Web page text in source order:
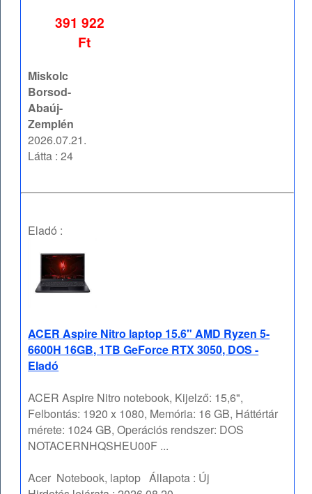
391 922
Ft
Miskolc
Borsod-
Abaúj-
Zemplén
2026.07.21.
Látta : 24
Eladó :
ACER Aspire Nitro laptop 15.6" AMD Ryzen 5-
6600H 16GB, 1TB GeForce RTX 3050, DOS -
Eladó
ACER Aspire Nitro notebook, Kijelző: 15,6",
Felbontás: 1920 x 1080, Memória: 16 GB, Háttértár
mérete: 1024 GB, Operációs rendszer: DOS
NOTACERNHQSHEU00F ...
Acer Notebook, laptop Állapota : Új